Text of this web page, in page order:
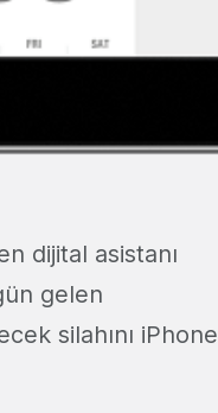
dijital asistanı
gelen
silahını iPhone